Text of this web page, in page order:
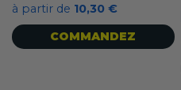
à partir de 10,30 €
COMMANDEZ